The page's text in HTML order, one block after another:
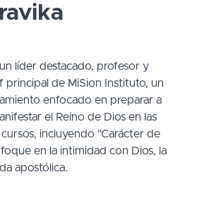
líder destacado, profesor y
principal de MiSion Instituto, un
enfocado en preparar a
el Reino de Dios en las
incluyendo "Carácter de
en la intimidad con Dios, la
apostólica.